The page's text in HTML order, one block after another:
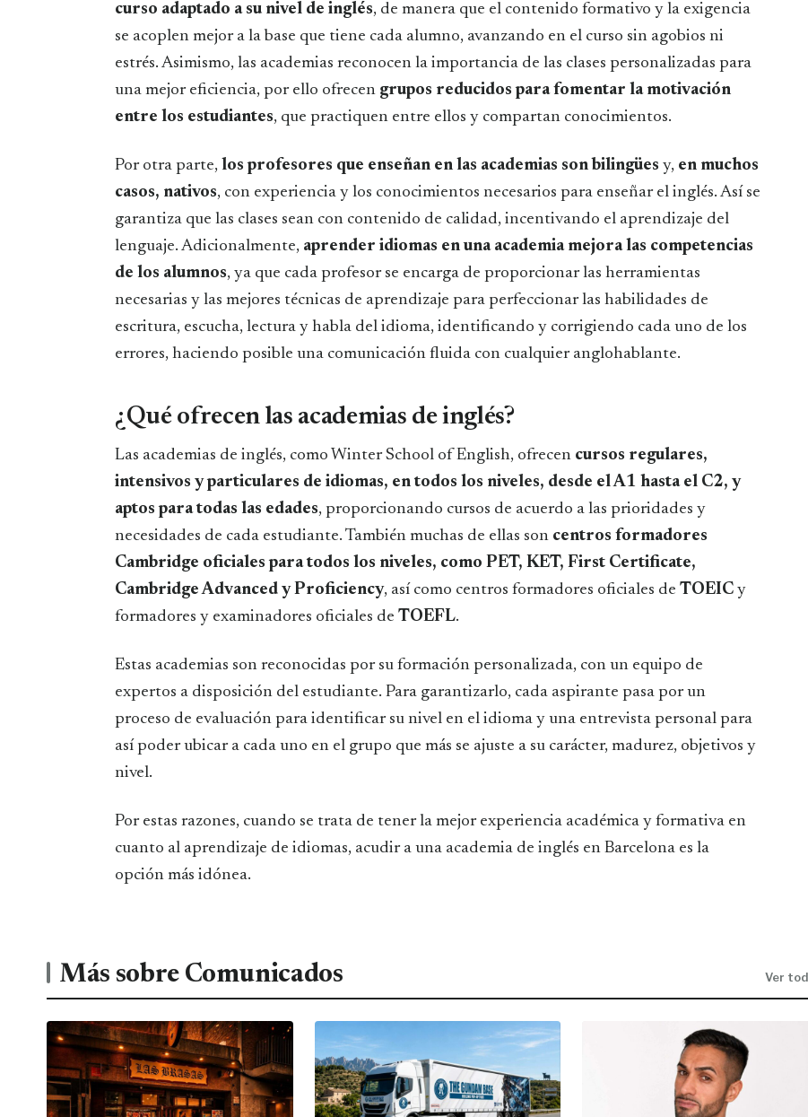
curso adaptado a su nivel de inglés, de manera que el contenido formativo y la exigencia
se acoplen mejor a la base que tiene cada alumno, avanzando en el curso sin agobios ni
estrés. Asimismo, las academias reconocen la importancia de las clases personalizadas para
una mejor eficiencia, por ello ofrecen grupos reducidos para fomentar la motivación
entre los estudiantes, que practiquen entre ellos y compartan conocimientos.
Por otra parte, los profesores que enseñan en las academias son bilingües y, en muchos
casos, nativos, con experiencia y los conocimientos necesarios para enseñar el inglés. Así se
garantiza que las clases sean con contenido de calidad, incentivando el aprendizaje del
lenguaje. Adicionalmente, aprender idiomas en una academia mejora las competencias
de los alumnos, ya que cada profesor se encarga de proporcionar las herramientas
necesarias y las mejores técnicas de aprendizaje para perfeccionar las habilidades de
escritura, escucha, lectura y habla del idioma, identificando y corrigiendo cada uno de los
errores, haciendo posible una comunicación fluida con cualquier anglohablante.
¿Qué ofrecen las academias de inglés?
Las academias de inglés, como Winter School of English, ofrecen cursos regulares,
intensivos y particulares de idiomas, en todos los niveles, desde el A1 hasta el C2, y
aptos para todas las edades, proporcionando cursos de acuerdo a las prioridades y
necesidades de cada estudiante. También muchas de ellas son centros formadores
Cambridge oficiales para todos los niveles, como PET, KET, First Certificate,
Cambridge Advanced y Proficiency, así como centros formadores oficiales de TOEIC y
formadores y examinadores oficiales de TOEFL.
Estas academias son reconocidas por su formación personalizada, con un equipo de
expertos a disposición del estudiante. Para garantizarlo, cada aspirante pasa por un
proceso de evaluación para identificar su nivel en el idioma y una entrevista personal para
así poder ubicar a cada uno en el grupo que más se ajuste a su carácter, madurez, objetivos y
nivel.
Por estas razones, cuando se trata de tener la mejor experiencia académica y formativa en
cuanto al aprendizaje de idiomas, acudir a una academia de inglés en Barcelona es la
opción más idónea.
Más sobre Comunicados Ver